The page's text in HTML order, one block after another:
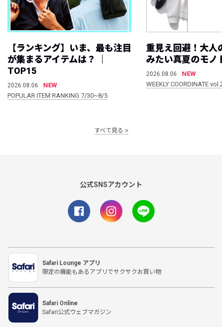
【ランキング】いま、最も注目
が集まるアイテムは？ ｜
TOP15
2026.08.06
NEW
POPULAR ITEM RANKING 7/30~8/5
重見え回避！大人
みたい真夏のモノ
2026.08.06
NEW
WEEKLY COORDINATE
すべて見る
公式SNSアカウント
Safari Lounge アプリ
限定の機能もあるアプリでサクサクお買い物
Safari Online
Safari公式ウェブマガジン